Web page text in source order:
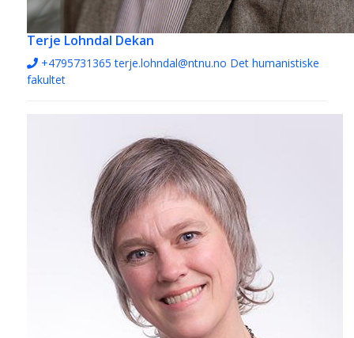
Terje Lohndal Dekan
+4795731365 terje.lohndal@ntnu.no Det humanistiske
fakultet